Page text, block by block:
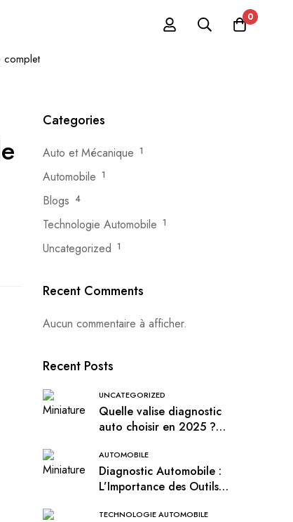
0
Categories
Auto et Mécanique 1
Automobile 1
Blogs 4
Technologie Automobile 1
Uncategorized 1
Recent Comments
Aucun commentaire à afficher.
Recent Posts
UNCATEGORIZED
Quelle valise diagnostic
auto choisir en 2025 ?
AUTOMOBILE
Diagnostic Automobile :
L’Importance des Outils
TECHNOLOGIE AUTOMOBILE